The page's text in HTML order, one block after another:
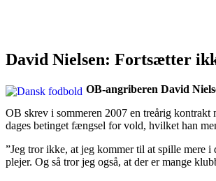
David Nielsen: Fortsætter
OB-angriberen David
OB skrev i sommeren 2007 en treårig
dages betinget fængsel for vold, hvilket han
”Jeg tror ikke, at jeg kommer til at spille mere
plejer. Og så tror jeg også, at der er mange